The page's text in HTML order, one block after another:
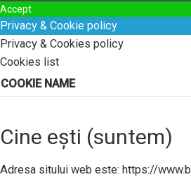
Accept
Privacy & Cookie policy
Privacy & Cookies policy
Cookies list
COOKIE NAME
Cine ești (suntem)
Adresa sitului web este: https://